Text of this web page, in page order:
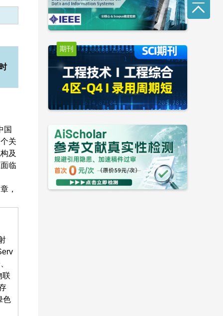
国
关
及
临
，
联
色
期刊